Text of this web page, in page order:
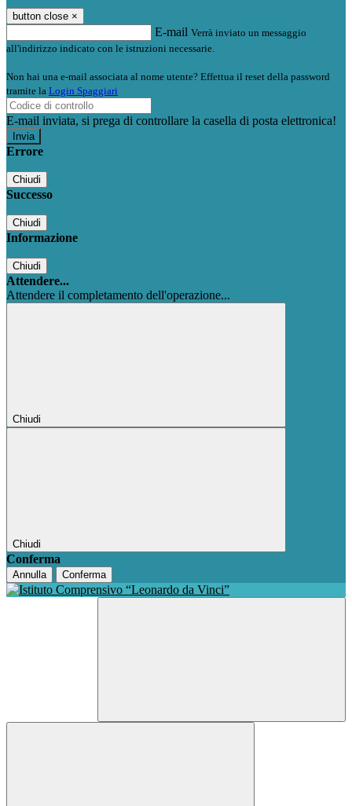
button close ×
E-mail Verrà inviato un messaggio
all'indirizzo indicato con le istruzioni necessarie.
Non hai una e-mail associata al nome utente? Effettua il reset della password
tramite la Login Spaggiari
E-mail inviata, si prega di controllare la casella di posta elettronica!
Errore
Chiudi
Successo
Chiudi
Informazione
Chiudi
Attendere...
Attendere il completamento dell'operazione...
Chiudi
Chiudi
Conferma
Annulla Conferma